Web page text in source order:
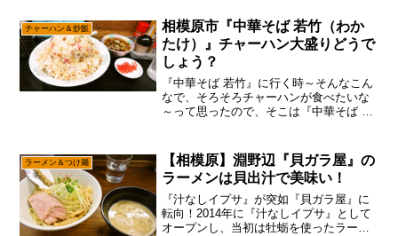
夏休みの長い『自由軒』ですので、そろ
そろ暑さも厳しくなって来...
チャーハン＆炒飯
相模原市『中華そば 若竹（わか
たけ）』チャーハン大盛りどうで
しょう？
『中華そば 若竹』に行く時～そんなこん
なで、そろそろチャーハンが食べたいな
～って思ったので、そこは『中華そば 若
軒』な気もするけれども、かなりの不定
休具合ですんで、最近...
ラーメン＆つけ麺
【相模原】淵野辺『貝ガラ屋』の
ラーメンは貝出汁で美味い！
『汁なしイプサ』が突如『貝ガラ屋』に
転向！2014年に『汁なしイプサ』として
オープンし、当初は牡蛎を使ったラーメ